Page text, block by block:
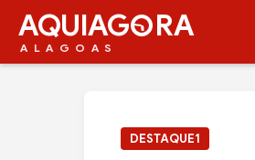
AQUIAG RA
ALAGOAS
DESTAQUE1